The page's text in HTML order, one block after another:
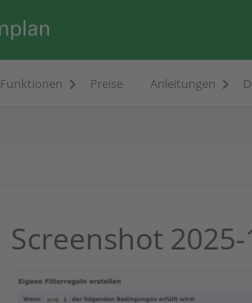
Funktionen Preise Anleitungen
Screenshot